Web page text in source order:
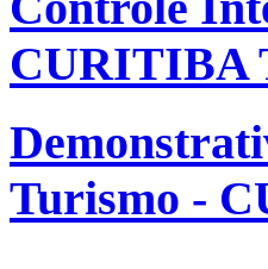
CURITIBA
Turismo -